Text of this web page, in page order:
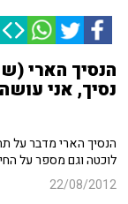
הנסיך הארי
נסיך, אני
הנסיך הארי מדבר על
לוכטה וגם מספר על
22/08/2012